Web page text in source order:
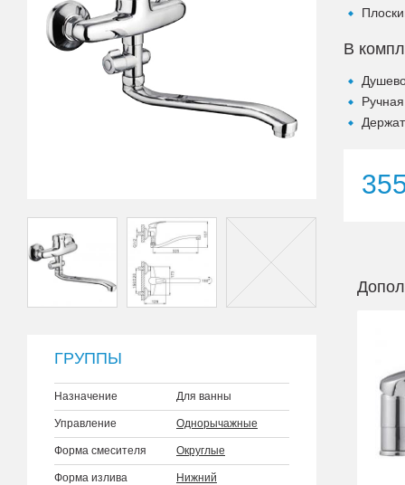
ГРУППЫ
Назначение Для ванны
Управление Однорычажные
Форма смесителя Округлые
Форма излива Нижний
В